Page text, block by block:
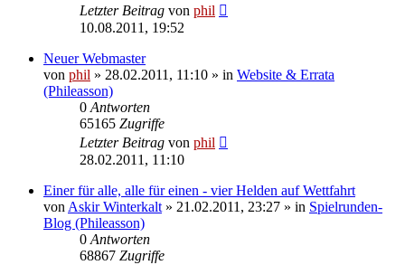
Letzter Beitrag von phil
10.08.2011, 19:52
Neuer Webmaster
von phil » 28.02.2011, 11:10 » in Website & Errata
(Phileasson)
0 Antworten
65165 Zugriffe
Letzter Beitrag von phil
28.02.2011, 11:10
Einer für alle, alle für einen - vier Helden auf Wettfahrt
von Askir Winterkalt » 21.02.2011, 23:27 » in Spielrunden-
Blog (Phileasson)
0 Antworten
68867 Zugriffe